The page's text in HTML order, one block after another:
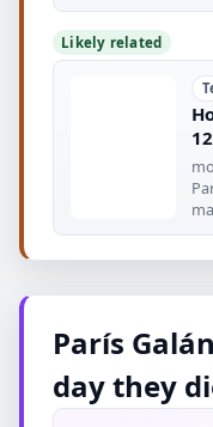
Likely related
París
day they